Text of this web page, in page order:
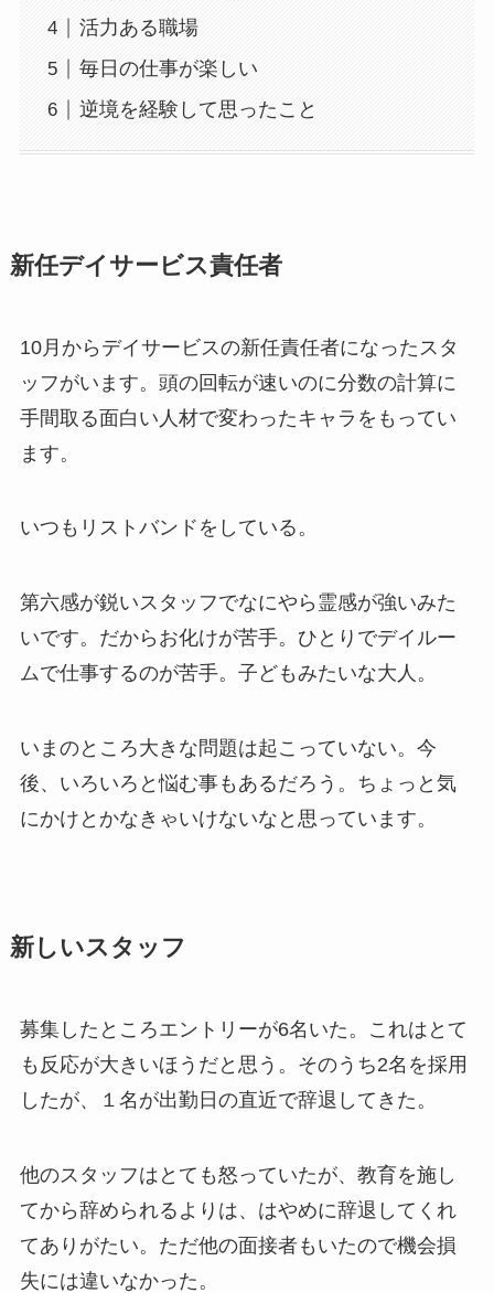
活力ある職場
毎日の仕事が楽しい
逆境を経験して思ったこと
新任デイサービス責任者
10月からデイサービスの新任責任者になったスタ
ッフがいます。頭の回転が速いのに分数の計算に
手間取る面白い人材で変わったキャラをもってい
ます。
いつもリストバンドをしている。
第六感が鋭いスタッフでなにやら霊感が強いみた
いです。だからお化けが苦手。ひとりでデイルー
ムで仕事するのが苦手。子どもみたいな大人。
いまのところ大きな問題は起こっていない。今
後、いろいろと悩む事もあるだろう。ちょっと気
にかけとかなきゃいけないなと思っています。
新しいスタッフ
募集したところエントリーが6名いた。これはとて
も反応が大きいほうだと思う。そのうち2名を採用
したが、１名が出勤日の直近で辞退してきた。
他のスタッフはとても怒っていたが、教育を施し
てから辞められるよりは、はやめに辞退してくれ
てありがたい。ただ他の面接者もいたので機会損
失には違いなかった。